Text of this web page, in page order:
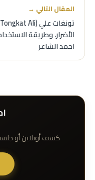
المقال التالي →
الأضرار، وطريقة
احمد الشاعر
كشف أونلاين أو